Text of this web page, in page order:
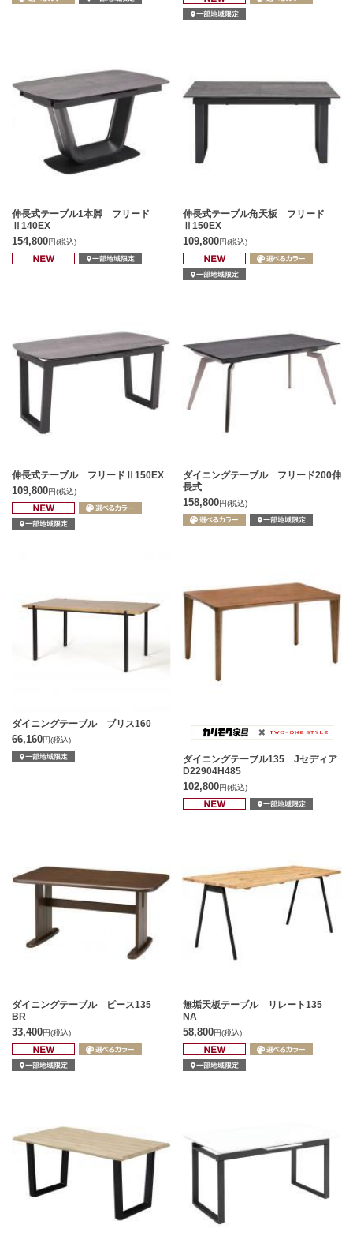
伸長式テーブル1本脚 フリード
Ⅱ140EX
154,800円(税込)
伸長式テーブル角天板 フリード
Ⅱ150EX
109,800円(税込)
伸長式テーブル フリードⅡ150EX
109,800円(税込)
ダイニングテーブル フリード200伸
長式
158,800円(税込)
ダイニングテーブル ブリス160
66,160円(税込)
ダイニングテーブル135 Jセディア
D22904H485
102,800円(税込)
ダイニングテーブル ピース135
BR
33,400円(税込)
無垢天板テーブル リレート135
NA
58,800円(税込)